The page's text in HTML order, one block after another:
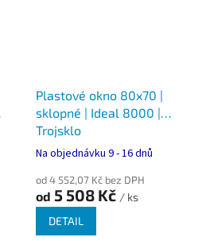
Plastové okno 80x70 |
sklopné | Ideal 8000 |
Trojsklo
Na objednávku 9 - 16 dnů
od 4 552,07 Kč bez DPH
od 5 508 Kč / ks
DETAIL